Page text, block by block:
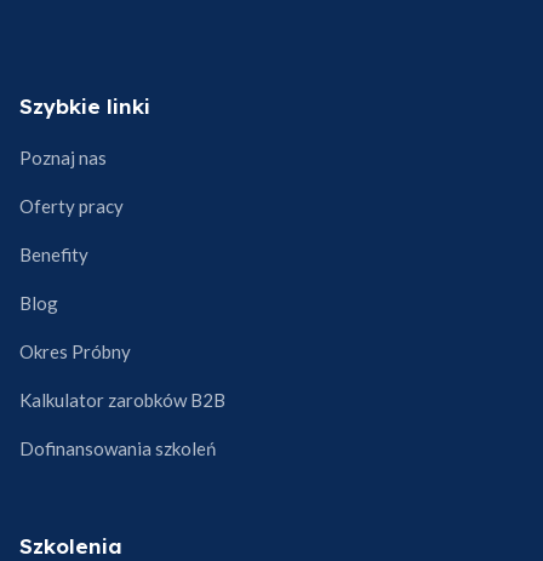
Szybkie linki
Poznaj nas
Oferty pracy
Benefity
Blog
Okres Próbny
Kalkulator zarobków B2B
Dofinansowania szkoleń
Szkolenia